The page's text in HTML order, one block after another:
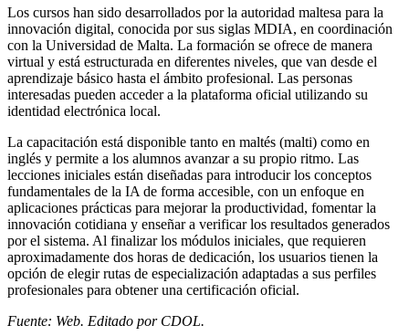
Los cursos han sido desarrollados por la autoridad maltesa para la
innovación digital, conocida por sus siglas MDIA, en coordinación
con la Universidad de Malta. La formación se ofrece de manera
virtual y está estructurada en diferentes niveles, que van desde el
aprendizaje básico hasta el ámbito profesional. Las personas
interesadas pueden acceder a la plataforma oficial utilizando su
identidad electrónica local.
La capacitación está disponible tanto en maltés (malti) como en
inglés y permite a los alumnos avanzar a su propio ritmo. Las
lecciones iniciales están diseñadas para introducir los conceptos
fundamentales de la IA de forma accesible, con un enfoque en
aplicaciones prácticas para mejorar la productividad, fomentar la
innovación cotidiana y enseñar a verificar los resultados generados
por el sistema. Al finalizar los módulos iniciales, que requieren
aproximadamente dos horas de dedicación, los usuarios tienen la
opción de elegir rutas de especialización adaptadas a sus perfiles
profesionales para obtener una certificación oficial.
Fuente: Web. Editado por CDOL.